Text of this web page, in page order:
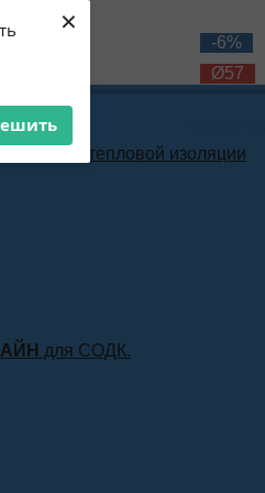
×
тепловой изоляции
для СОДК.
-6%
Ø57